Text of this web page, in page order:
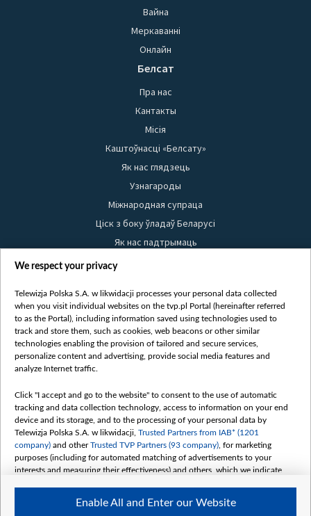
Вайна
Меркаванні
Онлайн
Белсат
Пра нас
Кантакты
Місія
Каштоўнасці «Белсату»
Як нас глядзець
Узнагароды
Міжнародная супраца
Ціск з боку ўладаў Беларусі
Як нас падтрымаць
Правілы выкарыстання матэрыялаў
Бяспека
Youtube
Белсат news
Белсат Shorts
Жэстачайшы мульт
Belsat English
Biełsat PL
Белсат Now
Белсат History
Белсат Music
Белсат Doc
We respect your privacy
Telewizja Polska S.A. w likwidacji processes your personal data collected
when you visit individual websites on the tvp.pl Portal (hereinafter referred
to as the Portal), including information saved using technologies used to
track and store them, such as cookies, web beacons or other similar
technologies enabling the provision of tailored and secure services,
personalize content and advertising, provide social media features and
analyze Internet traffic.
Click "I accept and go to the website" to consent to the use of automatic
tracking and data collection technology, access to information on your end
device and its storage, and to the processing of your personal data by
Telewizja Polska S.A. w likwidacji, Trusted Partners from IAB* (1201
company) and otherTrusted TVP Partners (93 company) , for marketing
purposes (including for automated matching of advertisements to your
interests and measuring their effectiveness) and others, which we indicate
The purposes of processing your data by TVP S.A. w likwidacji are as
Enable All and Enter our Website